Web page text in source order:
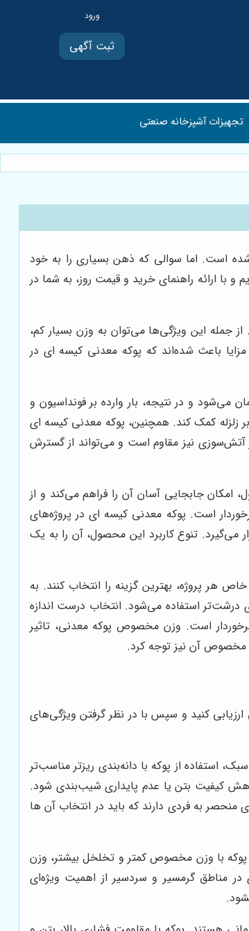
ثبت آگهی
تجهیزات آشپزخانه صنعتی
شده است. اما سوالی که ذهن بسیاری را به خود
با ارائه راهنمای خرید و قیمت روز، به شما در
جمله این ویژگی‌ها می‌توان به وزن بسیار کم،
باعث شده‌اند که پوکه معدنی کیسه ای در
می‌شود و در نتیجه، بار وارده بر فونداسیون و
زلزله کمک کند. همچنین، پوکه معدنی کیسه ای
آتش‌سوزی نیز مقاوم است و می‌تواند از گسترش
جابجایی آسان آن را فراهم می‌کند و از
است. پوکه معدنی کیسه ای در پروژه‌های
تنوع کاربرد این محصول، آن را به یک
هر پروژه، بهترین گزینه را انتخاب کنند. به
درشت‌تر استفاده می‌شود. انتخاب درست اندازه
برخوردار است. وزن مخصوص پوکه معدنی، تاثیر
مخصوص آن نیز توجه کرد.
کنید و سپس با در نظر گرفتن ویژگی‌های
استفاده از پوکه با دانه‌بندی ریزتر مناسب‌تر
کیفیت بتن یا عدم پایداری شیب‌بندی شود.
به فردی دارند که باید در انتخاب آن ها
با وزن مخصوص کمتر و تخلخل بیشتر، وزن
مناطق گرمسیر و سردسیر از اهمیت ویژه‌ای